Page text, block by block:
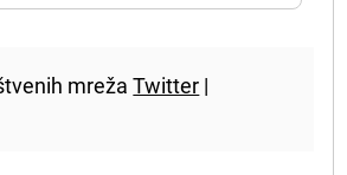
mrežaTwitter |